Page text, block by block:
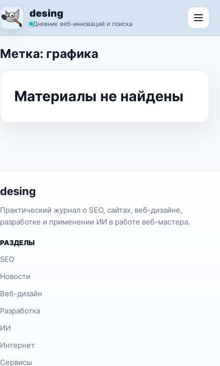
Перейти к содержимому
desing
Дневник веб-инноваций и поиска
Метка: графика
Материалы не найдены
desing
Практический журнал о SEO, сайтах, веб-дизайне,
разработке и применении ИИ в работе веб-мастера.
РАЗДЕЛЫ
SEO
Новости
Веб-дизайн
Разработка
ИИ
Интернет
Сервисы